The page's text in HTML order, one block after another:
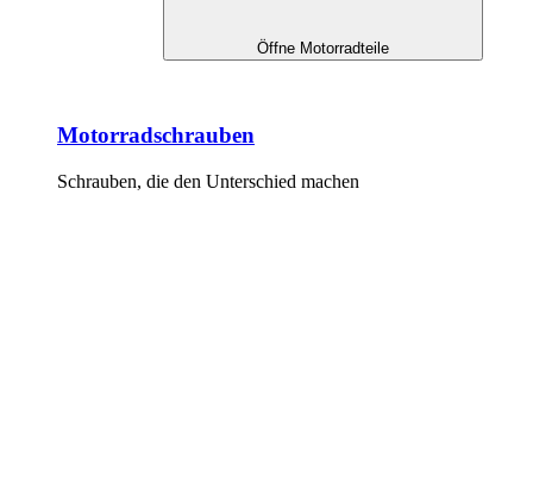
Öffne Motorradteile
Motorradschrauben
Schrauben, die den Unterschied machen